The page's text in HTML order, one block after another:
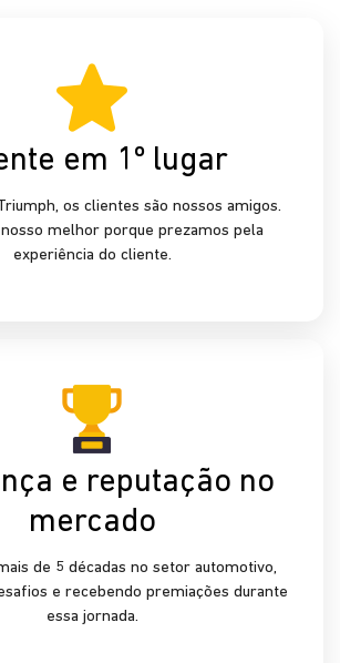
em 1º lugar
os clientes são nossos amigos.
nosso melhor porque prezamos pela
experiência do cliente.
e reputação no
mercado
de 5 décadas no setor automotivo,
e recebendo premiações durante
essa jornada.